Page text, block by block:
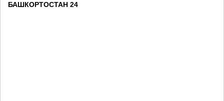
БАШКОРТОСТАН 24